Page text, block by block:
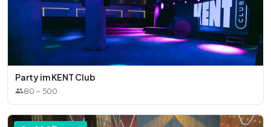
Party im KENT Club
80 –500